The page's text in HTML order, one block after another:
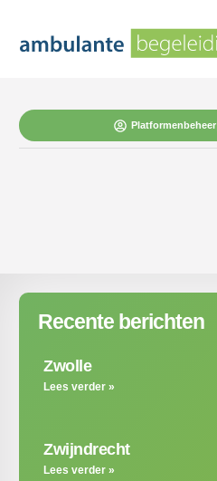
Platformenbeheer
Recente berichten
Zwolle
Lees verder »
Zwijndrecht
Lees verder »